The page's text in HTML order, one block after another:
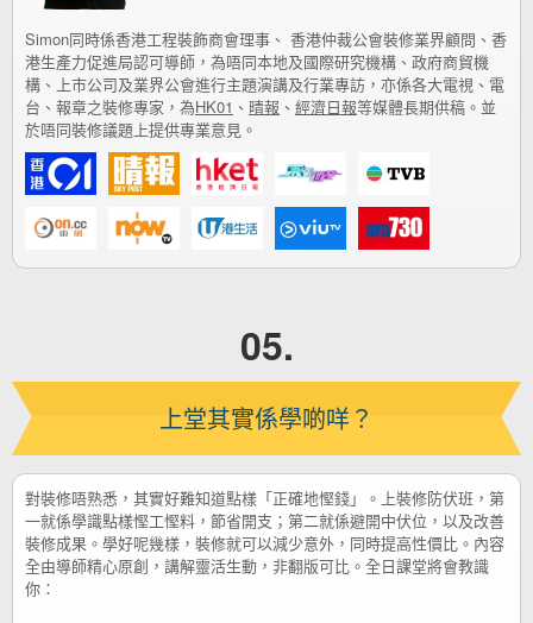
Simon同時係香港工程裝飾商會理事、 香港仲裁公會裝修業界顧問、香
港生產力促進局認可導師，為唔同本地及國際研究機構、政府商貿機
構、上市公司及業界公會進行主題演講及行業專訪，亦係各大電視、電
台、報章之裝修專家，為HK01 、 晴報 、 經濟日報等媒體長期供稿。並
於唔同裝修議題上提供專業意見。
05.
上堂其實係學啲咩？
對裝修唔熟悉，其實好難知道點樣「正確地慳錢」。上裝修防伏班，第
一就係學識點樣慳工慳料，節省開支；第二就係避開中伏位，以及改善
裝修成果。學好呢幾樣，裝修就可以減少意外，同時提高性價比。內容
全由導師精心原創，講解靈活生動，非翻版可比。全日課堂將會教識
你：